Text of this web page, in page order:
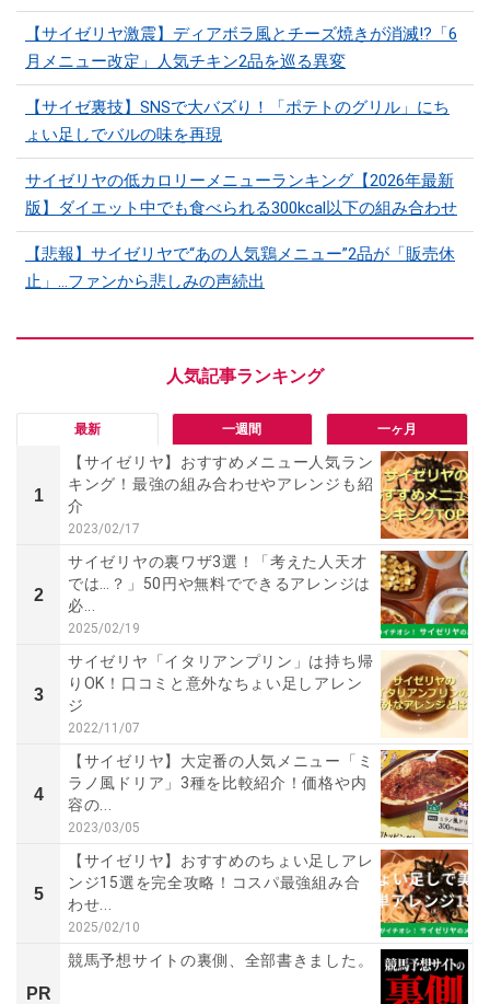
【サイゼリヤ激震】ディアボラ風とチーズ焼きが消滅!?「6
月メニュー改定」人気チキン2品を巡る異変
【サイゼ裏技】SNSで大バズり！「ポテトのグリル」にち
ょい足しでバルの味を再現
サイゼリヤの低カロリーメニューランキング【2026年最新
版】ダイエット中でも食べられる300kcal以下の組み合わせ
【悲報】サイゼリヤで“あの人気鶏メニュー”2品が「販売休
止」…ファンから悲しみの声続出
最新 一週間 一ヶ月
1
【サイゼリヤ】おすすめメニュー人気ラン
キング！最強の組み合わせやアレンジも紹
介
2023/02/17
2
サイゼリヤの裏ワザ3選！「考えた人天才
では…？」50円や無料でできるアレンジは
必...
2025/02/19
3
サイゼリヤ「イタリアンプリン」は持ち帰
りOK！口コミと意外なちょい足しアレン
ジ
2022/11/07
4
【サイゼリヤ】大定番の人気メニュー「ミ
ラノ風ドリア」3種を比較紹介！価格や内
容の...
2023/03/05
5
【サイゼリヤ】おすすめのちょい足しアレ
ンジ15選を完全攻略！コスパ最強組み合
わせ...
2025/02/10
PR
競馬予想サイトの裏側、全部書きました。